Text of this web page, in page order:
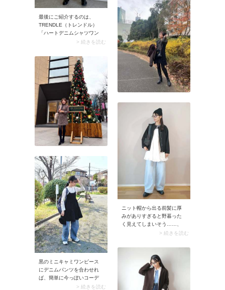
ーンなルックスに。
最後にご紹介するのは、
TRENDLE（トレンドル）
「ハートデニムシャツワン
ピ」です。ハートモチーフ
シルエットが可愛いデニム
ワンピースをジャケット替
わりに着用するのがとって
も素敵！ 周りと被らないお
しゃれデザインをお探しの
方にイチ押しです。 ぜひ、
ご自身に似合うデニムジャ
ケットを探してみてくださ
> 続きを読む
ニット帽から出る前髪に厚
みがありすぎると野暮った
く見えてしまいそう……、
そんなときは前髪を左右に
ースルーバング）」にする
と今どきのルックスに。シ
ースルーな前髪からおでこ
を程よく出すことで顔まわ
りが明るく見えるのもメリ
ット。前髪に流れができる
> 続きを読む
黒のミニキャミワンピース
にデニムパンツを合わせれ
ば、簡単に今っぽいコーデ
が完成。ラフなデニムがミ
> 続きを読む